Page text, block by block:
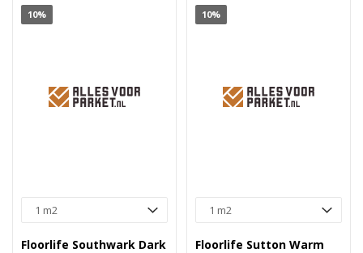
10%
Floorlife Southwark Dark
10%
Floorlife Sutton Warm